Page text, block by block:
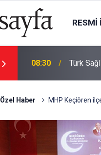
RESMI
00:44 İYİ Partili
Özel Haber MHP Keçiören